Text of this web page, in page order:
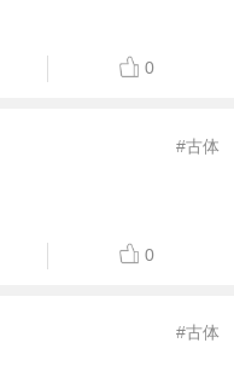
0
#古体
0
#古体